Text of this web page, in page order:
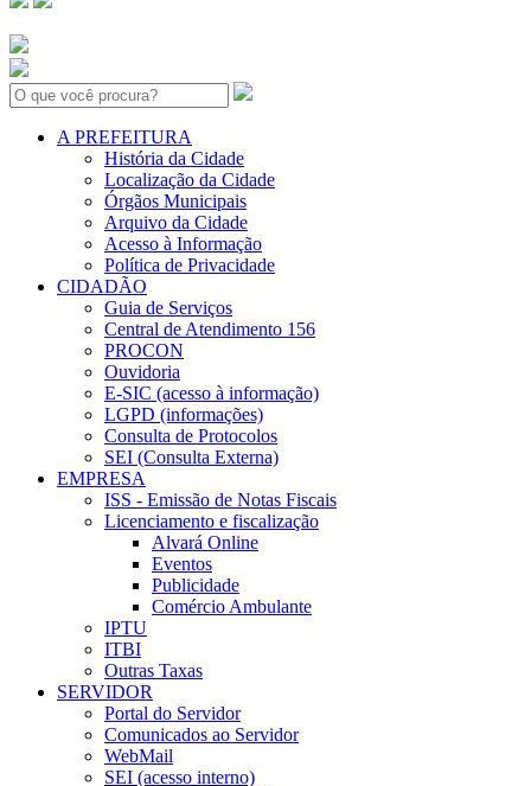
Search:
A PREFEITURA
História da Cidade
Localização da Cidade
Órgãos Municipais
Arquivo da Cidade
Acesso à Informação
Política de Privacidade
CIDADÃO
Guia de Serviços
Central de Atendimento 156
PROCON
Ouvidoria
E-SIC (acesso à informação)
LGPD (informações)
Consulta de Protocolos
SEI (Consulta Externa)
EMPRESA
ISS - Emissão de Notas Fiscais
Licenciamento e fiscalização
Alvará Online
Eventos
Publicidade
Comércio Ambulante
IPTU
ITBI
Outras Taxas
SERVIDOR
Portal do Servidor
Comunicados ao Servidor
WebMail
SEI (acesso interno)